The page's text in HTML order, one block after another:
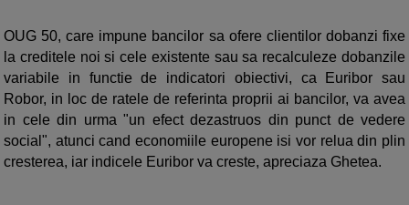
OUG 50, care impune bancilor sa ofere clientilor dobanzi fixe
la creditele noi si cele existente sau sa recalculeze dobanzile
variabile in functie de indicatori obiectivi, ca Euribor sau
Robor, in loc de ratele de referinta proprii ai bancilor, va avea
in cele din urma "un efect dezastruos din punct de vedere
social", atunci cand economiile europene isi vor relua din plin
cresterea, iar indicele Euribor va creste, apreciaza Ghetea.